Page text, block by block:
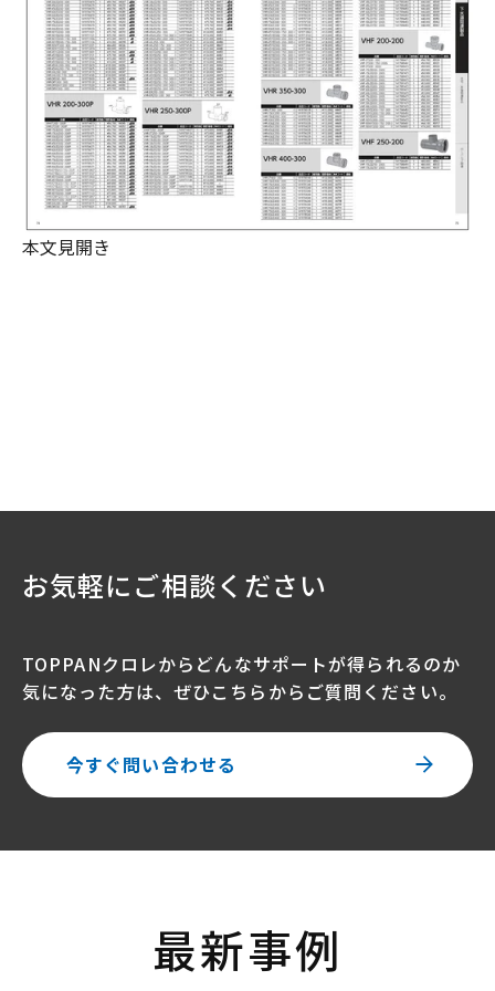
本文見開き
お気軽にご相談ください
TOPPANクロレからどんなサポートが得られるのか
気になった方は、ぜひこちらからご質問ください。
今すぐ問い合わせる
最新事例